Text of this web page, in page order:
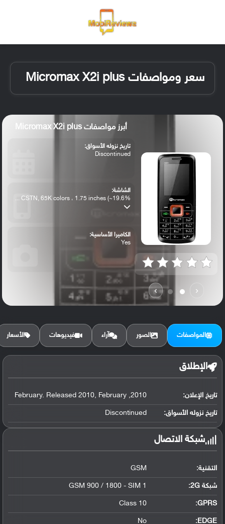
سعر ومواصفات Micromax X2i plus
‹
›
أبرز مواصفات Micromax X2i plus
تاريخ نزوله الأسواق:
Discontinued
الشاشة:
CSTN, 65K colors ، 1.75 inches (~19.6% ...
الكاميرا الأساسية:
Yes
المواصفات الصور آراء فيديوهات الأسعار
الإطلاق
تاريخ الإعلان: 2010, February. Released 2010, February
تاريخ نزوله الأسواق: Discontinued
شبكة الاتصال
التقنية: GSM
شبكة 2G: GSM 900 / 1800 - SIM 1
GPRS:
Class 10
EDGE:
No